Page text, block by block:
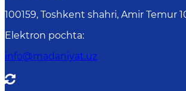
100159, Toshkent shahri, Amir Temur
Elektron pochta:
info@madaniyat.uz